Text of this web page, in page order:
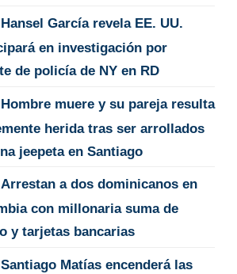
Hansel García revela EE. UU.
en investigación por
de policía de NY en RD
Hombre muere y su pareja resulta
herida tras ser arrollados
jeepeta en Santiago
Arrestan a dos dominicanos en
con millonaria suma de
y tarjetas bancarias
Santiago Matías encenderá las